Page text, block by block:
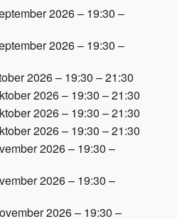
2026 – 19:30 –
2026 – 19:30 –
2026 – 19:30 – 21:30
2026 – 19:30 – 21:30
2026 – 19:30 – 21:30
2026 – 19:30 – 21:30
2026 – 19:30 –
2026 – 19:30 –
2026 – 19:30 –